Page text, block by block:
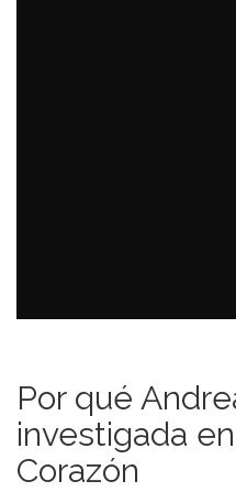
Por qué
investigada
Corazón